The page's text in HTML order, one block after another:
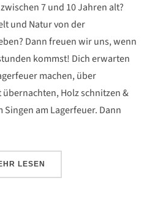
7 und 10 Jahren alt?
und Natur von der
Dann freuen wir uns, wenn
kommst! Dich erwarten
machen, über
Holz schnitzen &
am Lagerfeuer. Dann
ÜBER „WIR ERÖFFNEN EINE
LESEN